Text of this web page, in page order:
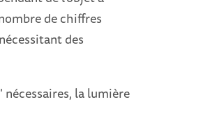
de chiffres
des
la lumière